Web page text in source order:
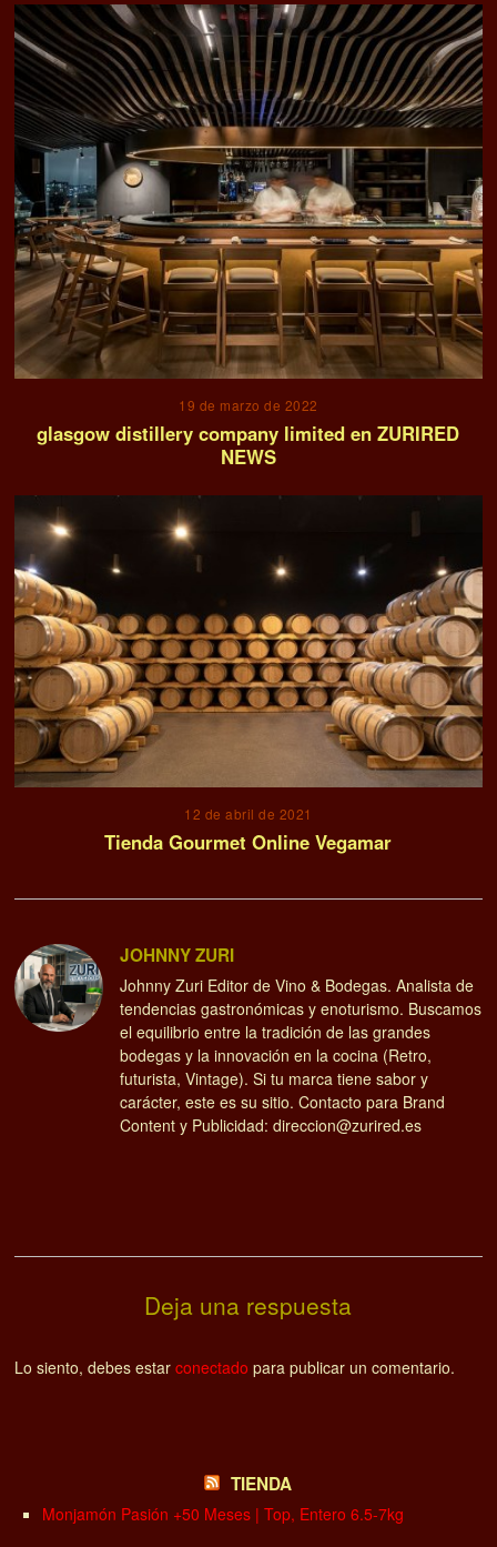
19 de marzo de 2022
glasgow distillery company limited en ZURIRED
NEWS
12 de abril de 2021
Tienda Gourmet Online Vegamar
JOHNNY ZURI
Johnny Zuri Editor de Vino & Bodegas. Analista de
tendencias gastronómicas y enoturismo. Buscamos
el equilibrio entre la tradición de las grandes
bodegas y la innovación en la cocina (Retro,
futurista, Vintage). Si tu marca tiene sabor y
carácter, este es su sitio. Contacto para Brand
Content y Publicidad: direccion@zurired.es
Deja una respuesta
Lo siento, debes estarconectado para publicar un comentario.
TIENDA
Monjamón Pasión +50 Meses | Top, Entero 6.5-7kg